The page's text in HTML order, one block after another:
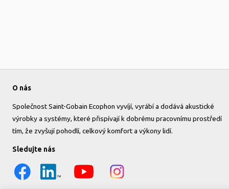
O nás
Společnost Saint-Gobain Ecophon vyvíjí, vyrábí a dodává akustické
výrobky a systémy, které přispívají k dobrému pracovnímu prostředí
tím, že zvyšují pohodlí, celkový komfort a výkony lidí.
Sledujte nás